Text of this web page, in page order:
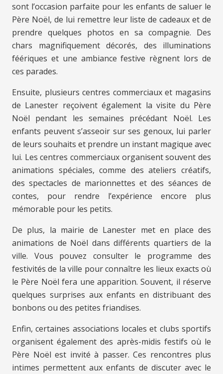
sont l’occasion parfaite pour les enfants de saluer le
Père Noël, de lui remettre leur liste de cadeaux et de
prendre quelques photos en sa compagnie. Des
chars magnifiquement décorés, des illuminations
féériques et une ambiance festive règnent lors de
ces parades.
Ensuite, plusieurs centres commerciaux et magasins
de Lanester reçoivent également la visite du Père
Noël pendant les semaines précédant Noël. Les
enfants peuvent s’asseoir sur ses genoux, lui parler
de leurs souhaits et prendre un instant magique avec
lui. Les centres commerciaux organisent souvent des
animations spéciales, comme des ateliers créatifs,
des spectacles de marionnettes et des séances de
contes, pour rendre l’expérience encore plus
mémorable pour les petits.
De plus, la mairie de Lanester met en place des
animations de Noël dans différents quartiers de la
ville. Vous pouvez consulter le programme des
festivités de la ville pour connaître les lieux exacts où
le Père Noël fera une apparition. Souvent, il réserve
quelques surprises aux enfants en distribuant des
bonbons ou des petites friandises.
Enfin, certaines associations locales et clubs sportifs
organisent également des après-midis festifs où le
Père Noël est invité à passer. Ces rencontres plus
intimes permettent aux enfants de discuter avec le